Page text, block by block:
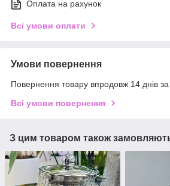
Оплата на рахунок
Всі умови оплати
Умови повернення
Повернення товару впродовж 14 днів
Всі умови повернення
З цим товаром також